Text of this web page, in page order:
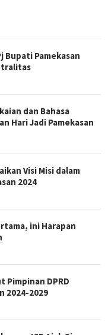
Bupati Pamekasan
dan Bahasa
Hari Jadi Pamekasan
Visi Misi dalam
2024
ini Harapan
Pimpinan DPRD
2024-2029